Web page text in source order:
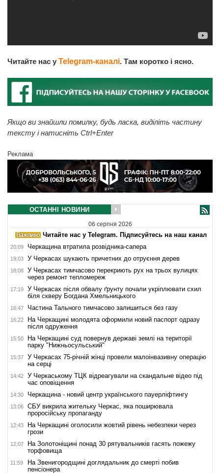
Читайте нас у Telegram-каналі. Там коротко і ясно.
Якщо ви знайшли помилку, будь ласка, виділіть частину
тексту і натисніть Ctrl+Enter
Реклама
ОСТАННІ НОВИНИ
06 серпня 2026
Читайте нас у Telegram. Підписуйтесь на наш канал
20:09 Черкащина втратила розвідника-сапера
19:03 У Черкасах шукають причетних до отруєння дерев
18:08
У Черкасах тимчасово перекриють рух на трьох вулицях
через ремонт тепломереж
17:19
У Черкасах після обвалу ґрунту почали укріплювати схил
біля скверу Богдана Хмельницького
16:47 Частина Тального тимчасово залишиться без газу
16:22
На Черкащині молодята оформили новий паспорт одразу
після одруження
15:50
На Черкащині суд повернув державі землі на території
парку "Нижньосульський"
15:37
У Черкасах 75-річній жінці провели малоінвазивну операцію
на серці
14:42
У Черкаському ТЦК відреагували на скандальне відео під
час оповіщення
14:30 Черкащина - новий центр українського пауерліфтингу
13:06
СБУ викрила жительку Черкас, яка поширювала
проросійську пропаганду
12:43
На Черкащині оголосили жовтий рівень небезпеки через
грози
12:07
На Золотоніщині понад 30 рятувальників гасять пожежу
торфовища
11:59
На Звенигородщині доглядальник до смерті побив
пенсіонера